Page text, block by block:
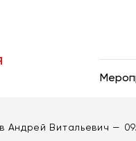
Андрей Витальевич —